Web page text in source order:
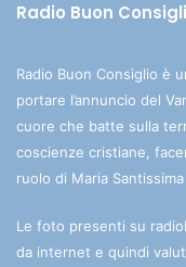
Radio Buon
Radio Buon Consiglio è
portare l’annuncio del
cuore che batte sulla
coscienze cristiane,
ruolo di Maria
Le foto presenti su
da internet e quindi